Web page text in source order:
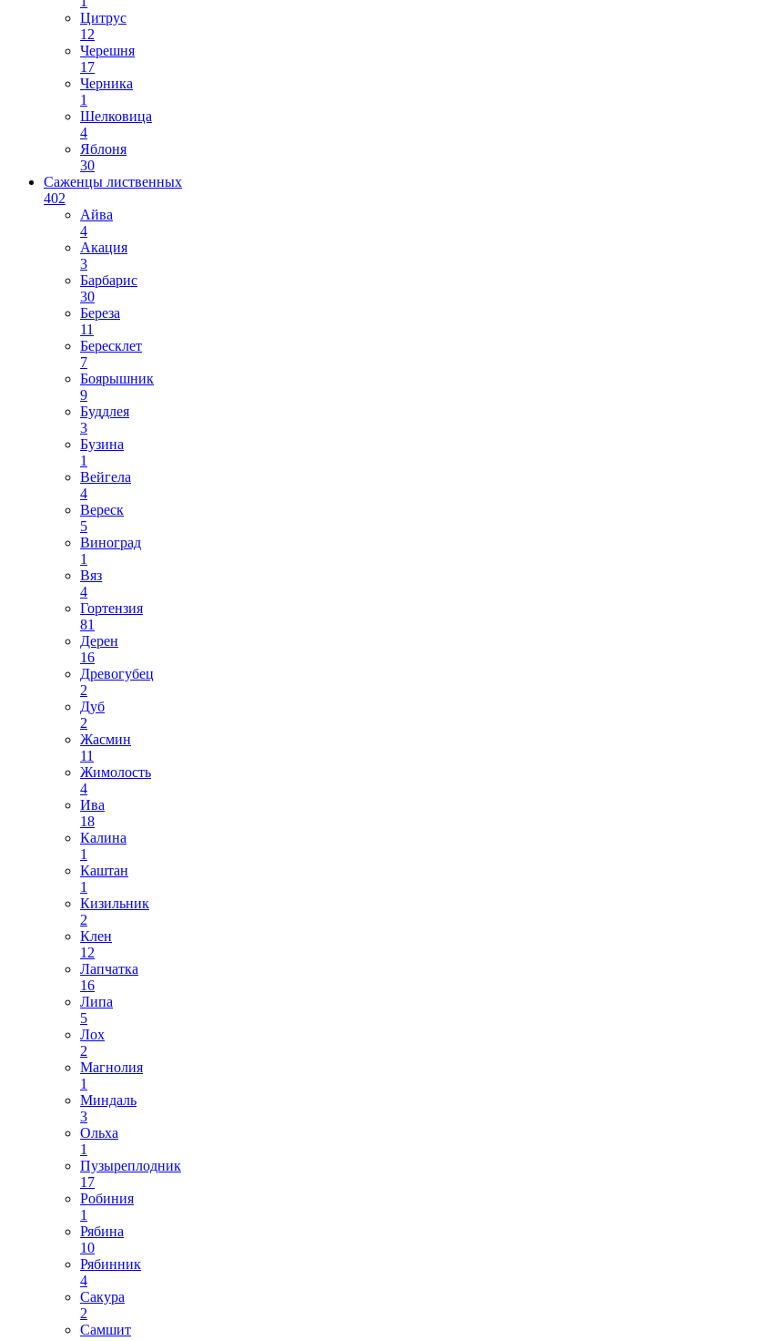
Цитрус
12
Черешня
17
Черника
1
Шелковица
4
Яблоня
30
Саженцы лиственных
402
Айва
4
Акация
3
Барбарис
30
Береза
11
Бересклет
7
Боярышник
9
Буддлея
3
Бузина
1
Вейгела
4
Вереск
5
Виноград
1
Вяз
4
Гортензия
81
Дерен
16
Древогубец
2
Дуб
2
Жасмин
11
Жимолость
4
Ива
18
Калина
1
Каштан
1
Кизильник
2
Клен
12
Лапчатка
16
Липа
5
Лох
2
Магнолия
1
Миндаль
3
Ольха
1
Пузыреплодник
17
Робиния
1
Рябина
10
Рябинник
4
Сакура
2
Самшит